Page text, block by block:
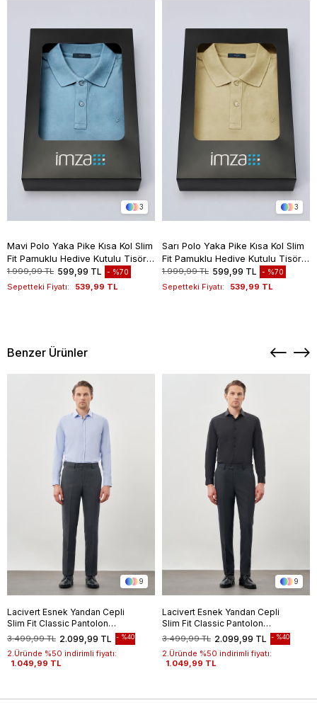
3
Mavi Polo Yaka Pike Kısa Kol Slim
Fit Pamuklu Hediye Kutulu Tişört
1011260169
1.999,99 TL 599,99 TL %70
Sepetteki Fiyatı: 539,99 TL
3
Sarı Polo Yaka Pike Kısa Kol Slim
Fit Pamuklu Hediye Kutulu Tişört
1011260169
1.999,99 TL 599,99 TL %70
Sepetteki Fiyatı: 539,99 TL
Benzer Ürünler
9
Lacivert Esnek Yandan Cepli
Slim Fit Classic Pantolon
1003245209 2.099,99 TL
3.499,99 TL %40
2.Üründe %50 indirimli fiyatı:
1.049,99 TL
9
Lacivert Esnek Yandan Cepli
Slim Fit Classic Pantolon
1003245209 2.099,99 TL
3.499,99 TL %40
2.Üründe %50 indirimli fiyatı:
1.049,99 TL